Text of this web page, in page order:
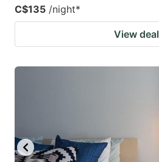
C$135 /night*
View deal